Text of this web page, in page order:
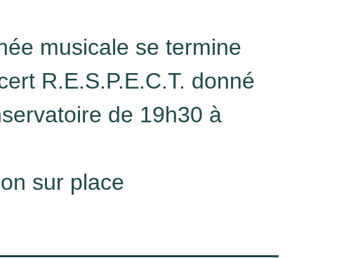
musicale se termine
R.E.S.P.E.C.T. donné
de 19h30 à
sur place